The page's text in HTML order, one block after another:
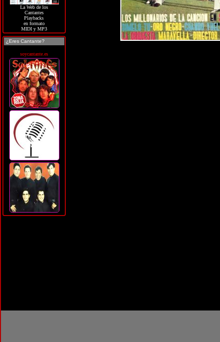
La Web de los
Cantantes
Playbacks
en formato
MIDI y MP3
¿Eres Cantante?
soycantante.es